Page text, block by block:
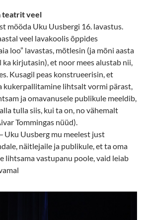
teatrit veel
mööda Uku Uusbergi 16. lavastus.
veel lavakoolis õppides
loo” lavastas, mõtlesin (ja mõni aasta
kirjutasin), et noor mees alustab nii,
Kusagil peas konstrueerisin, et
kukerpallitamine lihtsalt vormi pärast,
ja omavanusele publikule meeldib,
tulla siis, kui ta on, no vähemalt
Tommingas nüüd).
Uku Uusberg mu meelest just
näitlejaile ja publikule, et ta oma
lihtsama vastupanu poole, vaid leiab